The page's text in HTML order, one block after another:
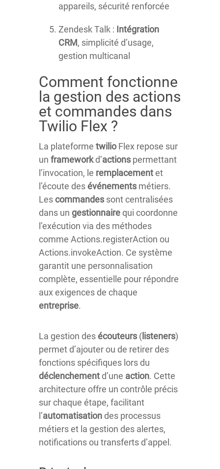
appareils, sécurité renforcée
Zendesk Talk : Intégration
CRM, simplicité d’usage,
gestion multicanal
Comment fonctionne
la gestion des actions
et commandes dans
Twilio Flex ?
La plateforme twilioFlex repose sur
un frameworkd’actions permettant
l’invocation, le remplacementet
l’écoute desévénements métiers.
Lescommandes sont centralisées
dans un gestionnaire qui coordonne
l’exécution via des méthodes
comme Actions.registerAction ou
Actions.invokeAction. Ce système
garantit une personnalisation
complète, essentielle pour répondre
aux exigences de chaque
entreprise.
La gestion desécouteurs ( listeners)
permet d’ajouter ou de retirer des
fonctions spécifiques lors du
déclenchement d’une action. Cette
architecture offre un contrôle précis
sur chaque étape, facilitant
l’automatisation des processus
métiers et la gestion des alertes,
notifications ou transferts d’appel.